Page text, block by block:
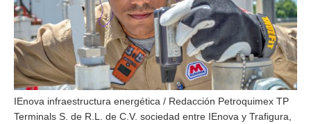
IEnova infraestructura energética / Redacción Petroquimex TP
Terminals S. de R.L. de C.V. sociedad entre IEnova y Trafigura,